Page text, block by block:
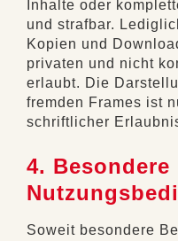
Inhalte oder
und strafbar.
Kopien und
privaten und nicht
erlaubt. Die
fremden Frames ist
schriftlicher
4. Besondere
Soweit besondere